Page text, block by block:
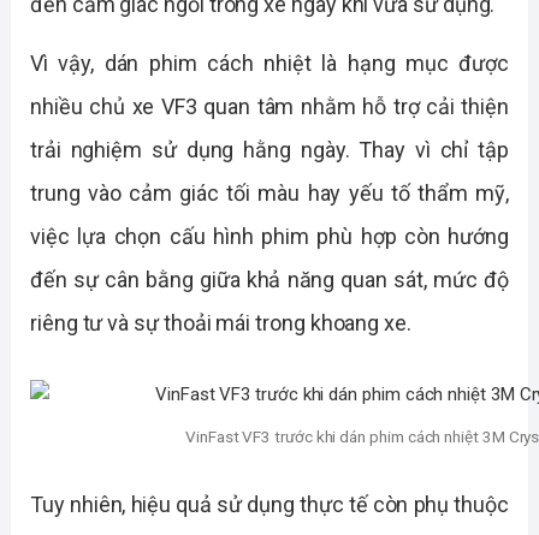
Vì vậy, dán phim cách nhiệt là hạng mục được
nhiều chủ xe VF3 quan tâm nhằm hỗ trợ cải thiện
trải nghiệm sử dụng hằng ngày. Thay vì chỉ tập
trung vào cảm giác tối màu hay yếu tố thẩm mỹ,
việc lựa chọn cấu hình phim phù hợp còn hướng
đến sự cân bằng giữa khả năng quan sát, mức độ
riêng tư và sự thoải mái trong khoang xe.
VinFast VF3 trước khi dán phim cách nhiệt 3M
Tuy nhiên, hiệu quả sử dụng thực tế còn phụ thuộc